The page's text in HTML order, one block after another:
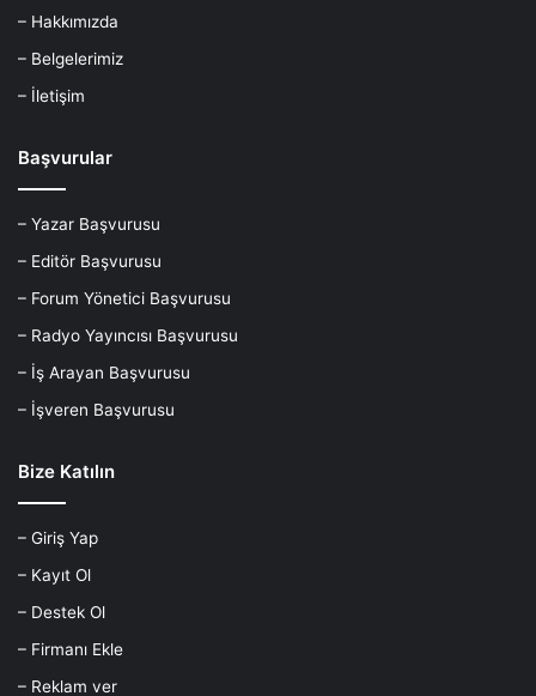
– Hakkımızda
– Belgelerimiz
– İletişim
Başvurular
– Yazar Başvurusu
– Editör Başvurusu
– Forum Yönetici Başvurusu
– Radyo Yayıncısı Başvurusu
– İş Arayan Başvurusu
– İşveren Başvurusu
Bize Katılın
– Giriş Yap
– Kayıt Ol
– Destek Ol
– Firmanı Ekle
– Reklam ver